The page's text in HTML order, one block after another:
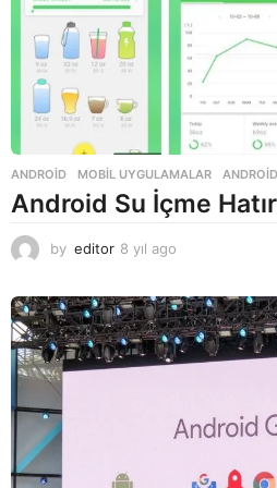
ANDROID ,MOBIL UYGULAMALAR
Android Su İçme
by editor 8 yıl ago
l
a
g